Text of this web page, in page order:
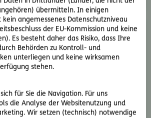
übermitteln. In einigen
angemessenes Datenschutzniveau
der EU-Kommission und keine
Es besteht daher das Risiko, dass Ihre
Behörden zu Kontroll- und
unterliegen und keine wirksamen
stehen.
für Sie die Navigation. Für uns
die Analyse der Websitenutzung und
Wir setzen (technisch) notwendige
Premium-Service bei Carglass®
Unser Partner übernimmt
Reparatur von Autoglas aller Art.
Reparatur der Scheibe in ca.
30 Minuten